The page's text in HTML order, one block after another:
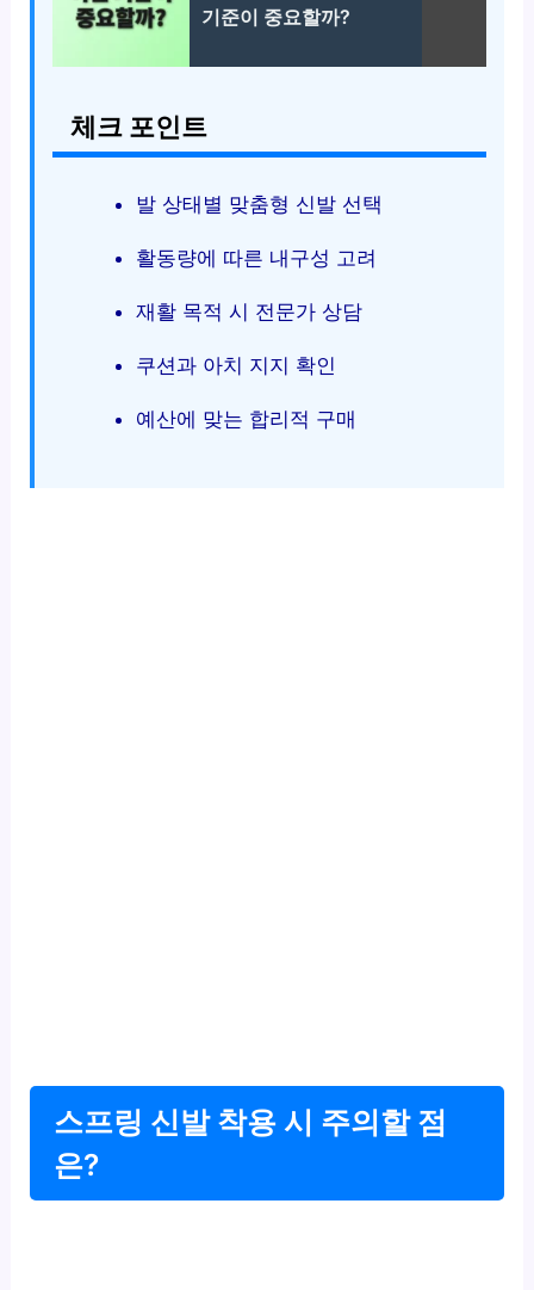
기준이 중요할까?
체크 포인트
발 상태별 맞춤형 신발 선택
활동량에 따른 내구성 고려
재활 목적 시 전문가 상담
쿠션과 아치 지지 확인
예산에 맞는 합리적 구매
스프링 신발 착용 시 주의할 점
은?